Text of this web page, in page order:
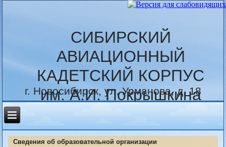
СИБИРСКИЙ
АВИАЦИОННЫЙ
КАДЕТСКИЙ КОРПУС
им. А.И. Покрышкина
г. Новосибирск, ул. Урманова, д. 18
Сведения об образовательной организации